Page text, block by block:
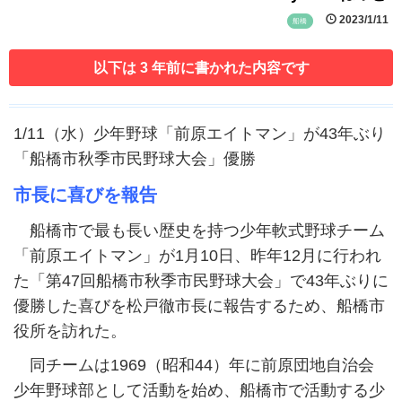
船橋 2023/1/11
以下は 3 年前に書かれた内容です
1/11（水）少年野球「前原エイトマン」が43年ぶり
「船橋市秋季市民野球大会」優勝
市長に喜びを報告
船橋市で最も長い歴史を持つ少年軟式野球チーム
「前原エイトマン」が1月10日、昨年12月に行われ
た「第47回船橋市秋季市民野球大会」で43年ぶりに
優勝した喜びを松戸徹市長に報告するため、船橋市
役所を訪れた。
同チームは1969（昭和44）年に前原団地自治会
少年野球部として活動を始め、船橋市で活動する少